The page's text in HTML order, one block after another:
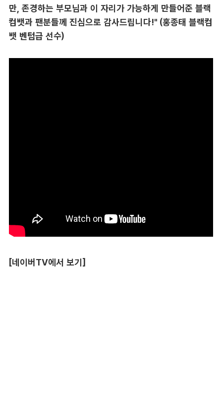
만, 존경하는 부모님과 이 자리가 가능하게 만들어준 블랙
컴뱃과 팬분들께 진심으로 감사드립니다!" (홍종태 블랙컴
뱃 벤텀급 선수)
[네이버TV에서 보기]